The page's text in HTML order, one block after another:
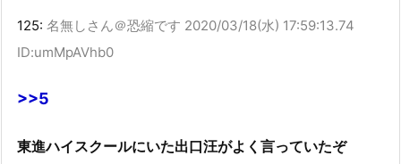
125: 名無しさん＠恐縮です 2020/03/18(水) 17:59:13.74
ID:umMpAVhb0
>>5
東進ハイスクールにいた出口汪がよく言っていたぞ